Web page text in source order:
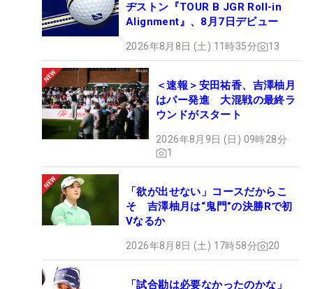
ヂストン『TOUR B JGR Roll-in
Alignment』、8月7日デビュー
2026年8月8日 (土) 11時35分 13
＜速報＞安田祐香、吉澤柚月
はパー発進 大混戦の最終ラ
ウンドがスタート
2026年8月9日 (日) 09時28分
1
「欲が出せない」コースだからこ
そ 吉澤柚月は“鬼門”の決勝Rで初
Vなるか
2026年8月8日 (土) 17時58分 20
「試合勘は必要なかったのかな」